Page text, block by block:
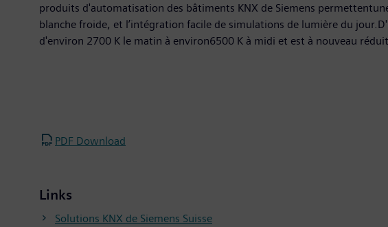
produits d'automatisation des bâtiments KNX de Siemens
blanche froide, et l’intégration facile de simulations de lumière du
d'environ 2700 K le matin à environ6500 K à midi et est à nouveau
PDF Download
Links
Solutions KNX de Siemens Suisse